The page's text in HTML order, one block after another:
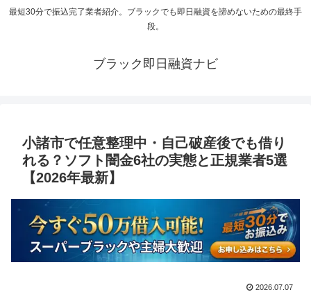
最短30分で振込完了業者紹介。ブラックでも即日融資を諦めないための最終手
段。
ブラック即日融資ナビ
小諸市で任意整理中・自己破産後でも借り
れる？ソフト闇金6社の実態と正規業者5選
【2026年最新】
2026.07.07